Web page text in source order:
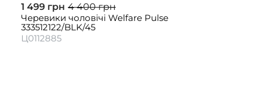
1 499 грн 4 400 грн
Черевики чоловічі Welfare Pulse
333512122/BLK/45
Ц0112885